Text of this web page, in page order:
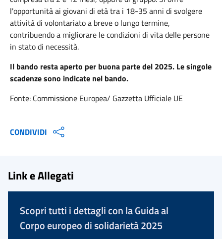
l'opportunità ai giovani di età tra i 18-35 anni di svolgere
attività di volontariato a breve o lungo termine,
contribuendo a migliorare le condizioni di vita delle persone
in stato di necessità.
Il bando resta aperto per buona parte del 2025. Le singole
scadenze sono indicate nel bando.
Fonte: Commissione Europea/ Gazzetta Ufficiale UE
CONDIVIDI
Link e Allegati
Scopri tutti i dettagli con la Guida al
Corpo europeo di solidarietà 2025